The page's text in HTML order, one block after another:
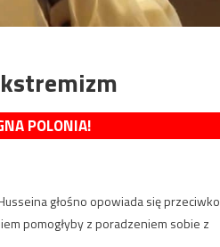
POLONIA!
głośno opowiada się przeciwko
pomogłyby z poradzeniem sobie z